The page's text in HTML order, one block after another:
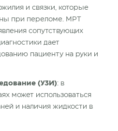
и связки, которые
при переломе. МРТ
сопутствующих
дает
пациенту на руки и
(УЗИ): в
может использоваться
и наличия жидкости в